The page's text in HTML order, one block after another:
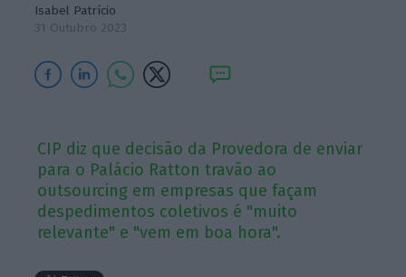
Isabel Patrício
31 Outubro 2023
CIP diz que decisão da Provedora de enviar
para o Palácio Ratton travão ao
outsourcing em empresas que façam
despedimentos coletivos é "muito
relevante" e "vem em boa hora".